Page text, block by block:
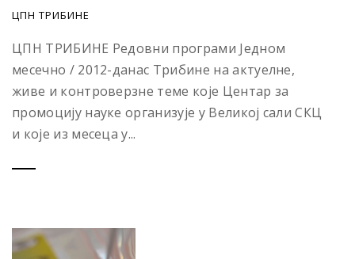
ЦПН ТРИБИНЕ
ЦПН ТРИБИНЕ Редовни програми Једном
месечно / 2012-данас Трибине на актуелне,
живе и контроверзне теме које Центар за
промоцију науке организује у Великој сали СКЦ
и које из месеца у...